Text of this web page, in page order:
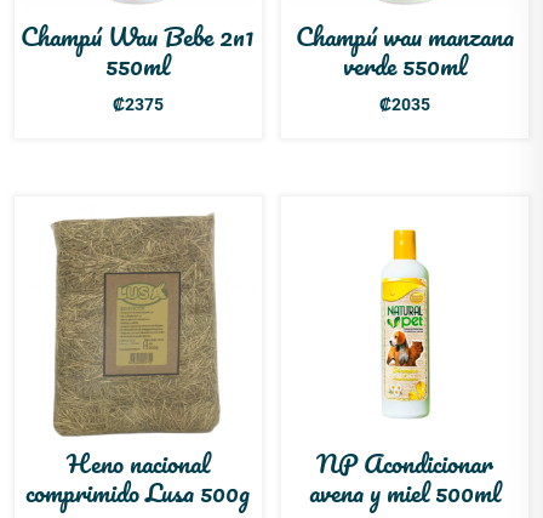
Champú Wau Bebe 2n1
550ml
₡2375
Champú wau manzana
verde 550ml
₡2035
Heno nacional
comprimido Lusa 500g
NP Acondicionar
avena y miel 500ml